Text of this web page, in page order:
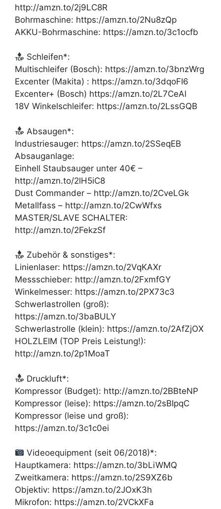
http://amzn.to/2j9LC8R
Bohrmaschine: https://amzn.to/2Nu8zQp
AKKU-Bohrmaschine: https://amzn.to/3c1ocfb
Schleifen*:
Multischleifer (Bosch): https://amzn.to/3bnzWrg
Excenter (Makita) : https://amzn.to/3dqoFI6
Excenter+ (Bosch) https://amzn.to/2L7CeAl
18V Winkelschleifer: https://amzn.to/2LssGQB
Absaugen*:
Industriesauger: https://amzn.to/2SSeqEB
Absauganlage:
Einhell Staubsauger unter 40€ –
http://amzn.to/2lH5iC8
Dust Commander – http://amzn.to/2CveLGk
Metallfass – http://amzn.to/2CwWfxs
MASTER/SLAVE SCHALTER:
http://amzn.to/2FekzSf
Zubehör & sonstiges*:
Linienlaser: https://amzn.to/2VqKAXr
Messschieber: http://amzn.to/2FxmfGY
Winkelmesser: https://amzn.to/2PX73c3
Schwerlastrollen (groß):
https://amzn.to/3baBULY
Schwerlastrolle (klein): https://amzn.to/2AfZjOX
HOLZLEIM (TOP Preis Leistung!):
http://amzn.to/2p1MoaT
Druckluft*:
Kompressor (Budget): http://amzn.to/2BBteNP
Kompressor (leise): https://amzn.to/2sBIpqC
Kompressor (leise und groß):
https://amzn.to/3c1c0ei
Videoequipment (seit 06/2018)*:
Hauptkamera: https://amzn.to/3bLiWMQ
Zweitkamera: https://amzn.to/2S9XZ6b
Objektiv: https://amzn.to/2JOxK3h
Mikrofon: https://amzn.to/2VCkXFa